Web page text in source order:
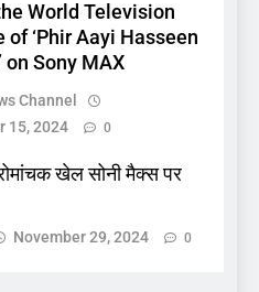
World Television
of ‘Phir Aayi Hasseen
on Sony MAX
Channel
15, 2024
0
खेल सोनी मैक्स पर
November 29, 2024 0